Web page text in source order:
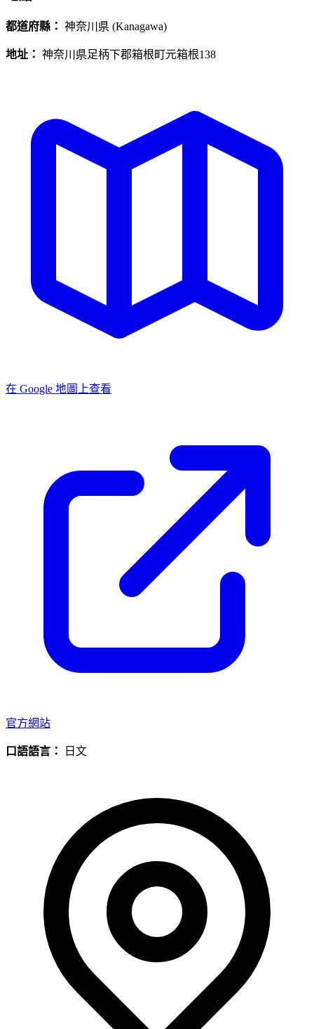
都道府縣： 神奈川県 (Kanagawa)
地址： 神奈川県足柄下郡箱根町元箱根138
在 Google 地圖上查看
官方網站
口語語言： 日文